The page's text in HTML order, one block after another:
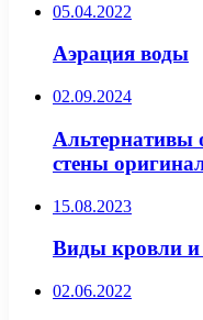
05.04.2022
Аэрация воды
02.09.2024
стены
15.08.2023
Виды кровли и
02.06.2022